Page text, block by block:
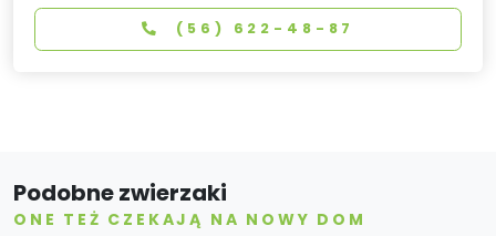
(56) 622-48-87
Podobne zwierzaki
ONE TEŻ CZEKAJĄ NA NOWY DOM